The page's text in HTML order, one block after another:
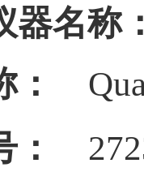
器名称